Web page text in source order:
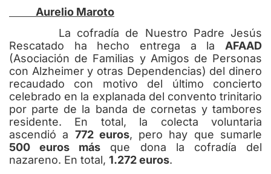
Aurelio Maroto
La cofradía de Nuestro Padre Jesús
Rescatado ha hecho entrega a la AFAAD
(Asociación de Familias y Amigos de Personas
con Alzheimer y otras Dependencias) del dinero
recaudado con motivo del último concierto
celebrado en la explanada del convento trinitario
por parte de la banda de cornetas y tambores
residente. En total, la colecta voluntaria
ascendió a 772 euros, pero hay que sumarle
500 euros más que dona la cofradía del
nazareno. En total, 1.272 euros.